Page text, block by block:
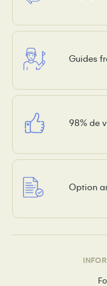
Guides
98% de
Option